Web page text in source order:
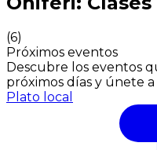
(6)
Próximos eventos
Descubre los eventos
próximos días y únete
Plato local